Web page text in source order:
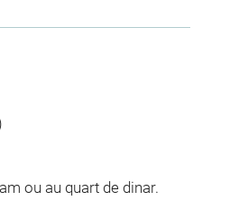
ou au quart de dinar.